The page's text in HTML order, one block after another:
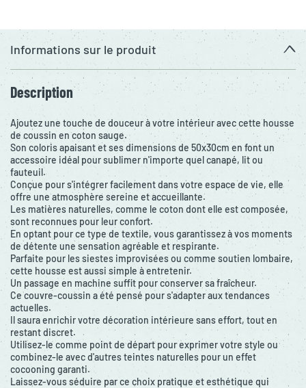
Informations sur le produit
Description
Ajoutez une touche de douceur à votre intérieur avec cette housse
de coussin en coton sauge.
Son coloris apaisant et ses dimensions de 50x30cm en font un
accessoire idéal pour sublimer n'importe quel canapé, lit ou
fauteuil.
Conçue pour s'intégrer facilement dans votre espace de vie, elle
offre une atmosphère sereine et accueillante.
Les matières naturelles, comme le coton dont elle est composée,
sont reconnues pour leur confort.
En optant pour ce type de textile, vous garantissez à vos moments
de détente une sensation agréable et respirante.
Parfaite pour les siestes improvisées ou comme soutien lombaire,
cette housse est aussi simple à entretenir.
Un passage en machine suffit pour conserver sa fraîcheur.
Ce couvre-coussin a été pensé pour s'adapter aux tendances
actuelles.
Il saura enrichir votre décoration intérieure sans effort, tout en
restant discret.
Utilisez-le comme point de départ pour exprimer votre style ou
combinez-le avec d'autres teintes naturelles pour un effet
cocooning garanti.
Laissez-vous séduire par ce choix pratique et esthétique qui